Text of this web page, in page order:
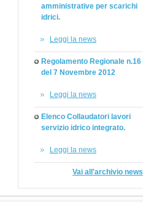
amministrative per scarichi
idrici.
Leggi la news
Regolamento Regionale n.16
del 7 Novembre 2012
Leggi la news
Elenco Collaudatori lavori
servizio idrico integrato.
Leggi la news
Vai all'archivio news